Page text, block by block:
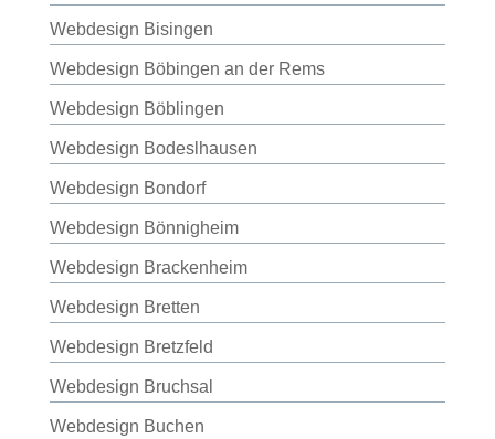
Webdesign Bisingen
Webdesign Böbingen an der Rems
Webdesign Böblingen
Webdesign Bodeslhausen
Webdesign Bondorf
Webdesign Bönnigheim
Webdesign Brackenheim
Webdesign Bretten
Webdesign Bretzfeld
Webdesign Bruchsal
Webdesign Buchen